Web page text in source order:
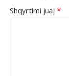
Shqyrtimi juaj *